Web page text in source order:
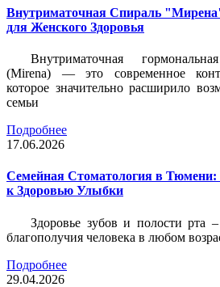
Внутриматочная Спираль
для Женского Здоровья
Внутриматочная
(Mirena) — это современное
которое значительно расширило
семьи
Подробнее
17.06.2026
Семейная Стоматология в
к Здоровью Улыбки
Здоровье зубов и полости рта
благополучия человека в любом
Подробнее
29.04.2026